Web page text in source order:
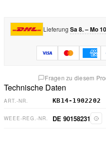
Lieferung Sa 8. – Mo
Fragen zu diesem
Technische Daten
ART.-NR. KB14-1902202
WEEE-REG.-NR. DE 90158231